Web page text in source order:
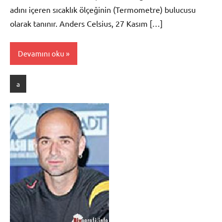
adını içeren sıcaklık ölçeğinin (Termometre) bulucusu
olarak tanınır. Anders Celsius, 27 Kasım […]
Devamını oku
a